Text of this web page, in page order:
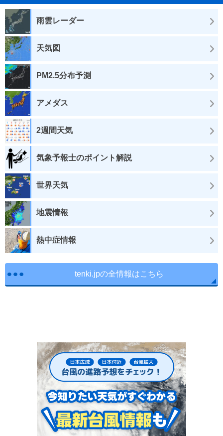
雨雲レーダー
天気図
PM2.5分布予測
アメダス
2週間天気
気象予報士のポイント解説
世界天気
地震情報
熱中症情報
tenki.jpの全情報はこちら